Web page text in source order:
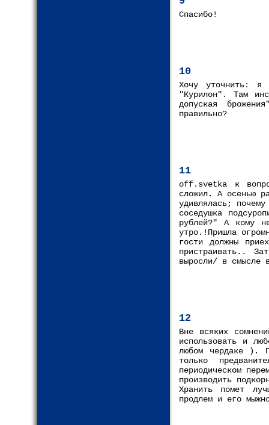
Спасибо!
10
Хочу уточнить: я
"Курилон". Там
допуская
правильно?
11
off.svetka к
сложил. А осенью
удивлялась;
соседушка
рублей?" А кому
утро.!Пришла
гости должны
пристраивать..
выросли/ в смысле
12
Вне всяких
использовать и
любом чердаке ).
только
периодическом
производить
Хранить помет
продлем и его